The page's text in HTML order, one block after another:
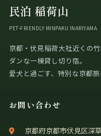
民泊 稲荷山
PET-FRIENDLY MINPAKU INARIYAMA
京都・伏見稲荷大社近くの
ダンな一棟貸し切り宿。
愛犬と過ごす、特別な京都旅
お問い合わせ
京都府京都市伏見区深